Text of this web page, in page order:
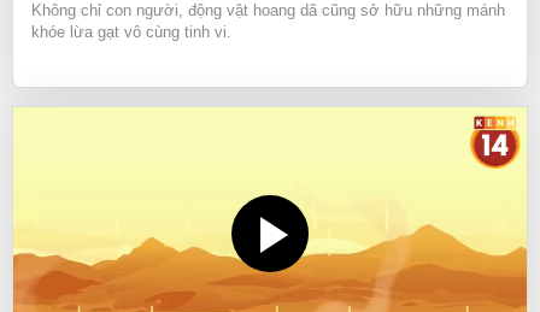
Không chỉ con người, động vật hoang dã cũng sở hữu những mánh
khóe lừa gạt vô cùng tinh vi.